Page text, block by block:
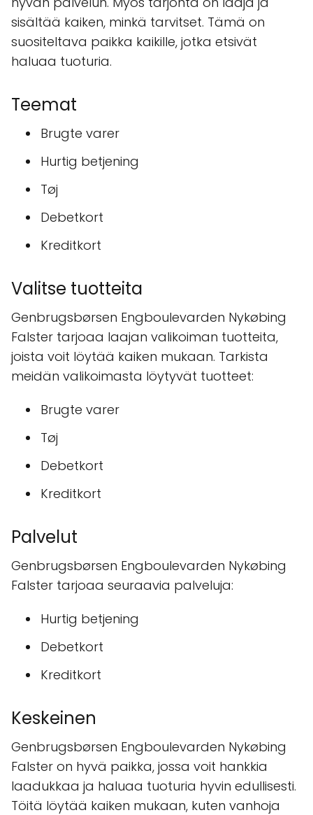
sisältää kaiken, minkä tarvitset. Tämä on
suositeltava paikka kaikille, jotka etsivät
haluaa tuoturia.
Teemat
Brugte varer
Hurtig betjening
Tøj
Debetkort
Kreditkort
Valitse tuotteita
Genbrugsbørsen Engboulevarden Nykøbing
Falster tarjoaa laajan valikoiman tuotteita,
joista voit löytää kaiken mukaan. Tarkista
meidän valikoimasta löytyvät tuotteet:
Brugte varer
Tøj
Debetkort
Kreditkort
Palvelut
Genbrugsbørsen Engboulevarden Nykøbing
Falster tarjoaa seuraavia palveluja:
Hurtig betjening
Debetkort
Kreditkort
Keskeinen
Genbrugsbørsen Engboulevarden Nykøbing
Falster on hyvä paikka, jossa voit hankkia
laadukkaa ja haluaa tuoturia hyvin edullisesti.
Töitä löytää kaiken mukaan, kuten vanhoja